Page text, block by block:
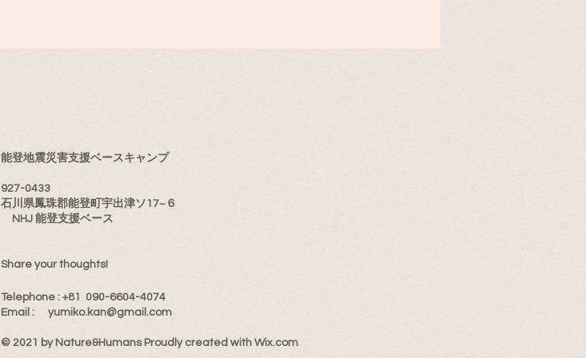
能登地震災害支援ベースキャンプ
927-0433
石川県鳳珠郡能登町宇出津ソ17−６
NHJ 能登支援ベース
Share your thoughts!
​Telephone : ​+81 090-6604-4074
Email : ​ yumiko.kan@gmail.com
© 2021 by Nature&Humans Proudly created with Wix.com